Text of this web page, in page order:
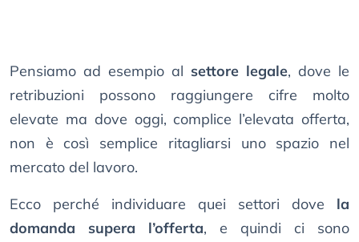
Pensiamo ad esempio al settore legale, dove le
retribuzioni possono raggiungere cifre molto
elevate ma dove oggi, complice l’elevata offerta,
non è così semplice ritagliarsi uno spazio nel
mercato del lavoro.
Ecco perché individuare quei settori dove la
domanda supera l’offerta, e quindi ci sono